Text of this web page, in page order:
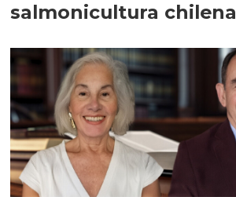
salmonicultura chilena